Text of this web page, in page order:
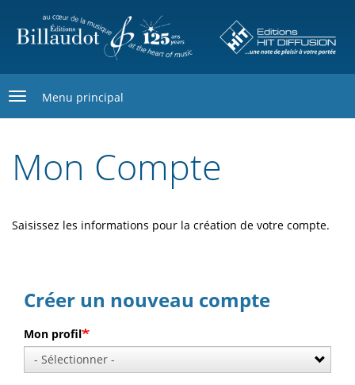
contenu
Menu principal
Mon Compte
Saisissez les informations pour la création de votre compte.
Créer un nouveau compte
Mon profil